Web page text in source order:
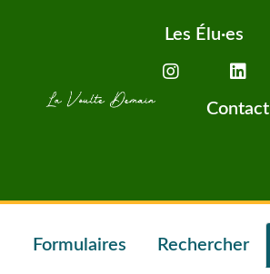
Aller au contenu principal
Les Élu·es
Contact
Formulaires Rechercher